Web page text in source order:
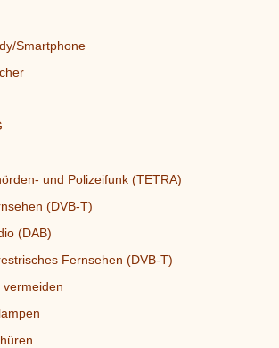
Smartphone
und Polizeifunk (TETRA)
(DVB-T)
(DAB)
Fernsehen (DVB-T)
vermeiden